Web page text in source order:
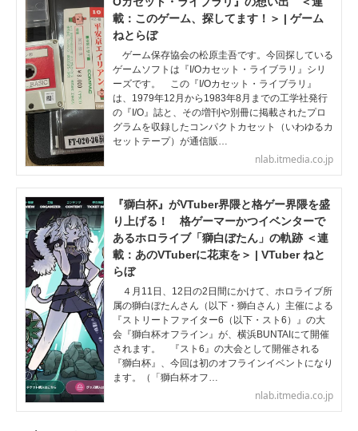
載：このゲーム、探してます！＞ | ゲーム
ねとらぼ
ゲーム保存協会の松原圭吾です。今回探している
ゲームソフトは『I/Oカセット・ライブラリ』シリ
ーズです。 この『I/Oカセット・ライブラリ』
は、1979年12月から1983年8月までの工学社発行
の『I/O』誌と、その増刊や別冊に掲載されたプロ
グラムを収録したコンパクトカセット（いわゆるカ
セットテープ）が通信販…
nlab.itmedia.co.jp
『獅白杯』がVTuber界隈と格ゲー界隈を盛
り上げる！ 格ゲーマーかつイベンターで
あるホロライブ「獅白ぼたん」の軌跡 ＜連
載：あのVTuberに花束を＞ | VTuber ねと
らぼ
４月11日、12日の2日間にかけて、ホロライブ所
属の獅白ぼたんさん（以下・獅白さん）主催による
『ストリートファイター6（以下・スト6）』の大
会『獅白杯オフライン』が、横浜BUNTAIにて開催
されます。 『スト6』の大会として開催される
『獅白杯』、今回は初のオフラインイベントになり
ます。（「獅白杯オフ…
nlab.itmedia.co.jp